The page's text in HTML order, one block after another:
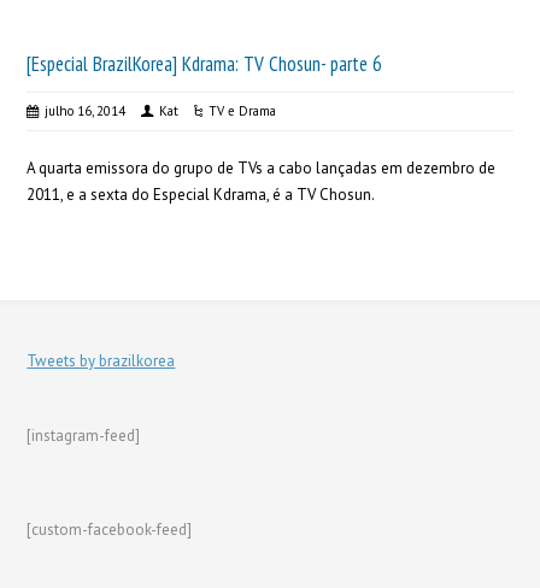
[Especial BrazilKorea] Kdrama: TV Chosun- parte 6
julho 16, 2014 Kat TV e Drama
A quarta emissora do grupo de TVs a cabo lançadas em dezembro de
2011, e a sexta do Especial Kdrama, é a TV Chosun.
Tweets by brazilkorea
[instagram-feed]
[custom-facebook-feed]